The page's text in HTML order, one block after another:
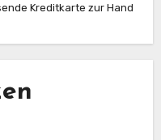
Kreditkarte zur Hand